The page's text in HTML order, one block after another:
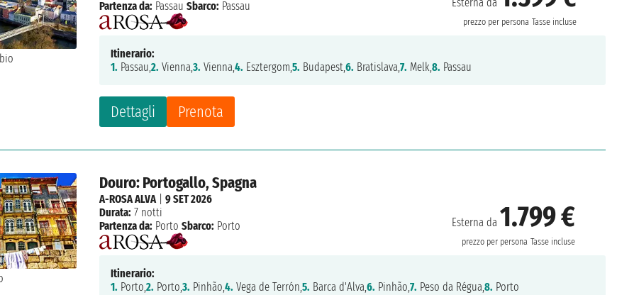
prezzo per persona Tasse incluse
Dettagli Prenota
Partenza da: Passau Sbarco: Passau
Itinerario:
1. Passau,2. Vienna,3. Vienna,4. Esztergom,5. Budapest,6. Bratislava,7. Melk,8. Passau
Douro: Portogallo, Spagna
Esterna da 1.799 €
prezzo per persona Tasse incluse
A-ROSA ALVA|9 SET 2026
Durata: 7 notti
Partenza da: Porto Sbarco: Porto
Itinerario:
1. Porto,2. Porto,3. Pinhão,4. Vega de Terrón,5. Barca d'Alva,6. Pinhão,7. Peso da Régua,8. Porto